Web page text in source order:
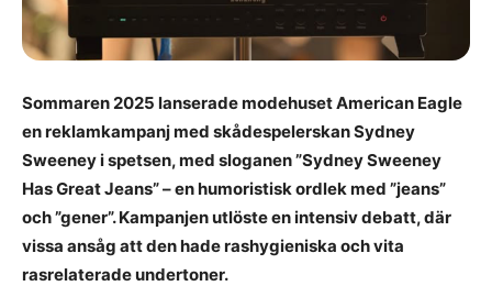
Sommaren 2025 lanserade modehuset American Eagle
en reklamkampanj med skådespelerskan Sydney
Sweeney i spetsen, med sloganen ”Sydney Sweeney
Has Great Jeans” – en humoristisk ordlek med ”jeans”
och ”gener”. Kampanjen utlöste en intensiv debatt, där
vissa ansåg att den hade rashygieniska och vita
rasrelaterade undertoner.